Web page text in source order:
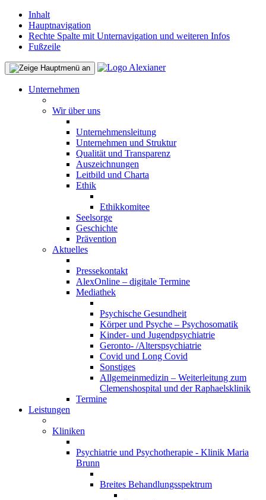
Inhalt
Hauptnavigation
Rechte Spalte mit Unternavigation und weiteren Infos
Fußzeile
Unternehmen
Wir über uns
Unternehmensleitung
Unternehmen und Struktur
Qualität und Transparenz
Auszeichnungen
Leitbild und Charta
Ethik
Ethikkomitee
Seelsorge
Geschichte
Prävention
Aktuelles
Pressekontakt
AlexOnline – digitale Termine
Mediathek
Psychische Gesundheit
Körper und Psyche – Psychosomatik
Kinder- und Jugendpsychiatrie
Geronto- /Alterspsychiatrie
Covid und Long Covid
Sonstiges
Allgemeinmedizin – Weiterleitung zum
Clemenshospital und der Raphaelsklinik
Termine
Leistungen
Kliniken
Psychiatrie und Psychotherapie - Klinik Maria
Brunn
Breites Behandlungsspektrum